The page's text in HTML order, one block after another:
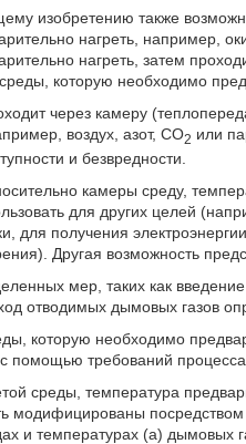
изобретению также
нагреть, например,
нагреть, затем
которую необходимо
через камеру
воздух, азот, CO2 или
и безвредности.
камеры среду,
для других целей
для получения
Другая возможность
мер, таких как
отводимых дымовых газов
которую необходимо
помощью требований
среды, температура
модифицированы
и температурах (a) дымовых